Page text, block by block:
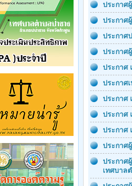
ประกาศ
ประกาศ
ประกาศ
ประกาศ
ประกาศ
ประกาศ
ประกาศ
ประกาศ
ประกาศ
ประกาศ
ประกาศ
เทศบาล